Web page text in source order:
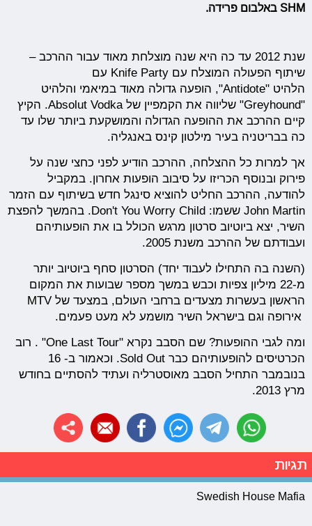
SHM באלבום פרידה.
שנת 2012 עד כה היא שנה מוצלחת מאוד עבור ההרכב –
שיתוף הפעולה המוצלח עם Knife Party עם
הלהיט "Antidote", הופעה גדולה מאוד במיאמי והלהיט
"Greyhound" שליווה את הקמפיין של Absolut Vodka. הקיץ
קיים ההרכב את ההופעה הגדולה והמושקעת ביותר שלו עד
כה בבריטניה בעיר מילטון קינס באנגליה.
אך למרות כל ההצלחה, ההרכב הודיע לפני כחצי שנה על
פירוק ובנוסף הכריזו על סיבוב הופעות אחרון. במקביל
להודעה, ההרכב החליט להוציא סינגל חדש בשיתוף עם הזמר
John Martin ששמו: Don't You Worry Child. בהמשך להפצת
השיר, יצא ביוטיוב סרטון מרגש הכולל בו את הופעותיהם
ועבודתם של ההרכב משנת 2005.
(השנה בה התחילו לעבוד יחד) הסרטון סחף ביוטיוב יותר
מ-22 מיליון צפיות וכבש במשך מספר שבועות את המקום
אירופה וגם בישראל השיר מושמע לא מעט פעמים.
ומה לגבי ההופעות? שם הסבב נקרא "One Last Tour" . רוב
הכרטיסים להופעותיהם כבר Sold Out. וכאמור ב- 16
בנובמבר התחיל הסבב מאוסטרליה ועתיד להסתיים בחודש
מרץ 2013.
תגיות
Swedish House Mafia